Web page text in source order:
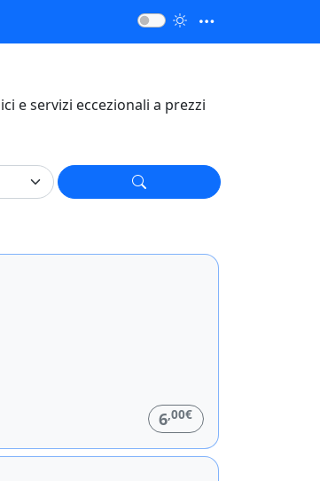
e servizi eccezionali a prezzi
6,00€